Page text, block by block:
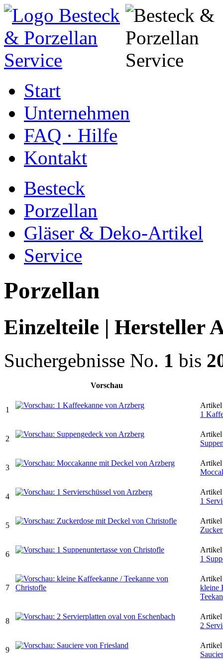
Start
Unternehmen
FAQ · Hilfe
Kontakt
Besteck
Porzellan
Gläser & Deko-Artikel
Service
Porzellan
Einzelteile | Hersteller
Suchergebnisse No. 1 bis
Vorschau
1
Artikel
1
2
Artikel
3
Artikel
4
Artikel
1
5
Artikel
6
Artikel
1
7
Artikel
kleine
8
Artikel
2
9
Artikel